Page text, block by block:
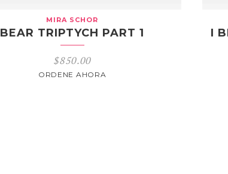
MIRA SCHOR
BEAR TRIPTYCH PART 1
$850.00
ORDENE AHORA
I